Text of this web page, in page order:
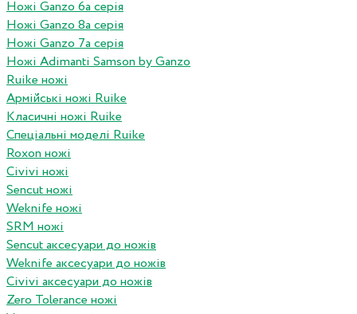
Ножі Ganzo 6а серія
Ножі Ganzo 8а серія
Ножі Ganzo 7а серія
Ножі Adimanti Samson by Ganzo
Ruike ножі
Армійські ножі Ruike
Класичні ножі Ruike
Спеціальні моделі Ruike
Roxon ножi
Civivi ножі
Sencut ножі
Weknife ножі
SRM ножі
Sencut аксесуари до ножів
Weknife аксесуари до ножів
Civivi аксесуари до ножів
Zero Tolerance ножі